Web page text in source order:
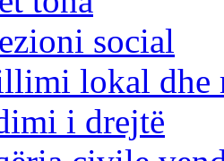
social
lokal dhe
i drejtë